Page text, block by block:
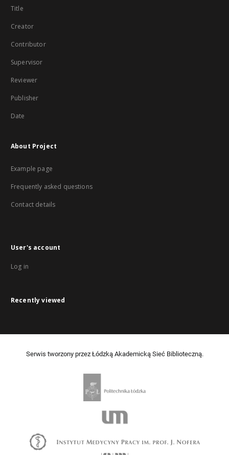
Title
Creator
Contributor
Supervisor
Reviewer
Publisher
Date
About Project
Example page
Frequently asked questions
Contact details
User's account
Log in
Recently viewed
Serwis tworzony przez Łódzką Akademicką Sieć Biblioteczną.